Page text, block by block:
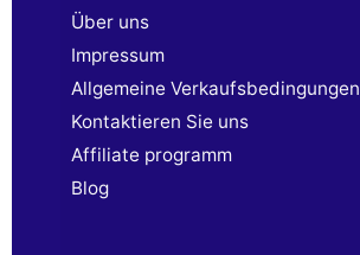
Über uns
Impressum
Allgemeine Verkaufsbedingungen
Kontaktieren Sie uns
Affiliate programm
Blog